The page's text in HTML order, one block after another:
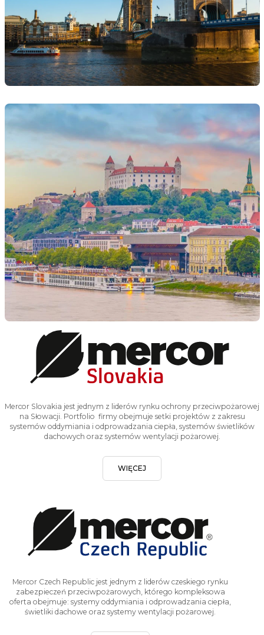
Mercor Slovakia jest jednym z liderów rynku ochrony przeciwpożarowej
na Słowacji. Portfolio firmy obejmuje setki projektów z zakresu
systemów oddymiania i odprowadzania ciepła, systemów świetlików
dachowych oraz systemów wentylacji pożarowej.
WIĘCEJ
Mercor Czech Republic jest jednym z liderów czeskiego rynku
zabezpieczeń przeciwpożarowych, którego kompleksowa
oferta obejmuje: systemy oddymiania i odprowadzania ciepła,
świetliki dachowe oraz systemy wentylacji pożarowej.